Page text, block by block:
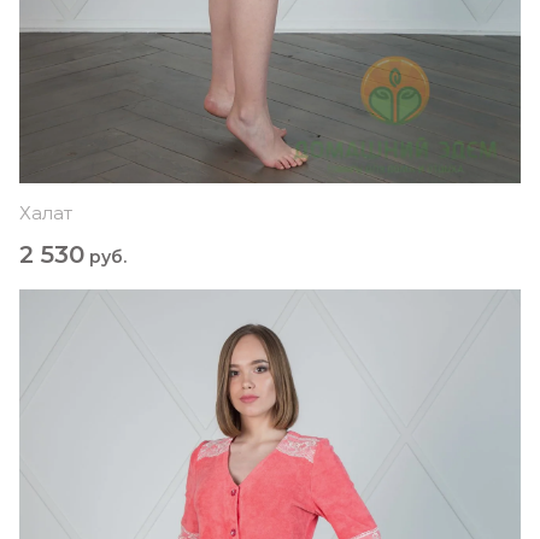
Халат
2 530 руб.